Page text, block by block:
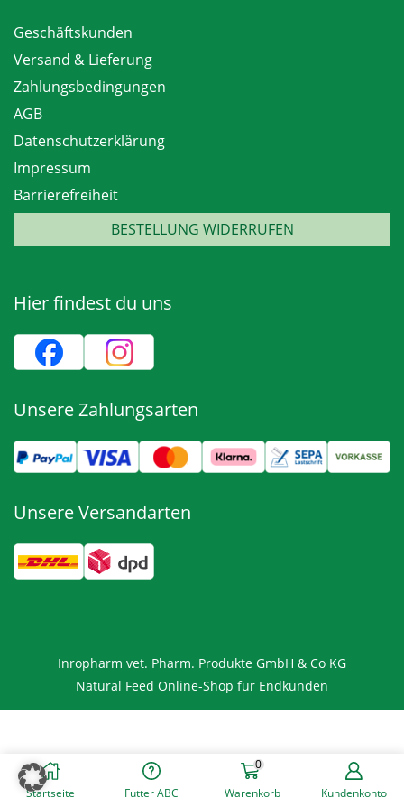
Startseite Futter ABC
0
Warenkorb Kundenkonto
Geschäftskunden
Versand & Lieferung
Zahlungsbedingungen
AGB
Datenschutzerklärung
Impressum
Barrierefreiheit
BESTELLUNG WIDERRUFEN
Hier findest du uns
Unsere Zahlungsarten
Unsere Versandarten
Inropharm vet. Pharm. Produkte GmbH & Co KG
Natural Feed Online-Shop für Endkunden